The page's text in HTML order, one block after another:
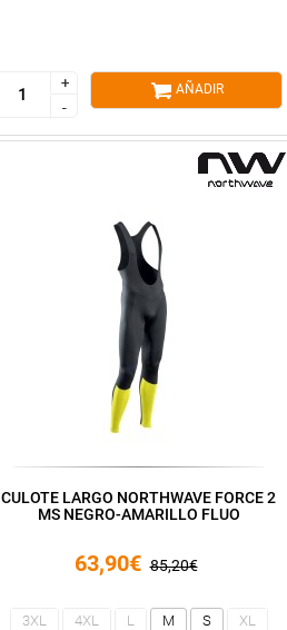
+
-
+
-
AÑADIR
CULOTE LARGO NORTHWAVE FORCE 2
MS NEGRO-AMARILLO FLUO
63,90€ 85,20€
3XL 4XL L M S
XL